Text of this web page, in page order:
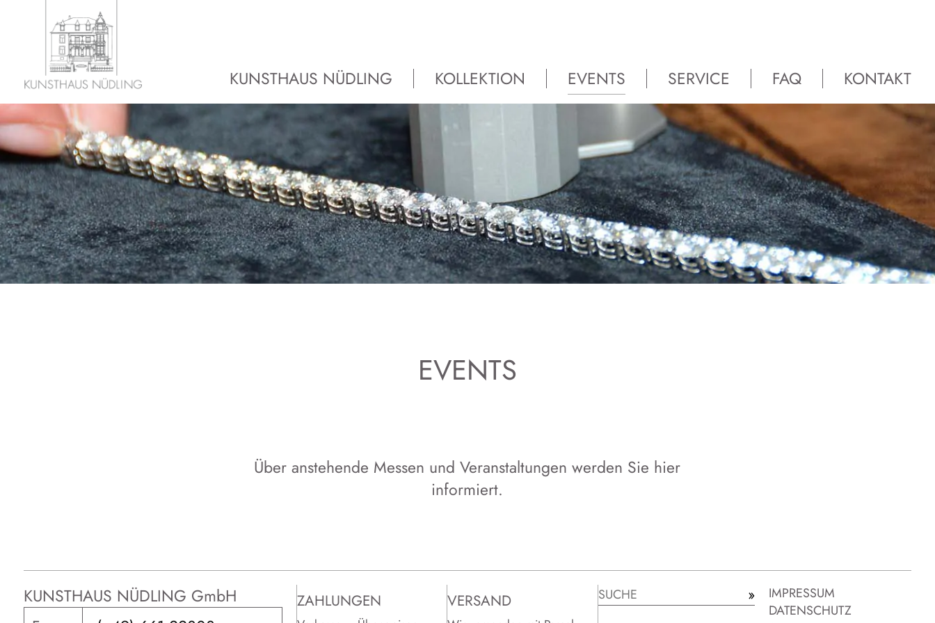
KUNSTHAUS NÜDLING KOLLEKTION EVENTS SERVICE FAQ KONTAKT
EVENTS
Über anstehende Messen und Veranstaltungen werden Sie hier
informiert.
KUNSTHAUS NÜDLING GmbH
ZAHLUNGEN VERSAND Suchen »
IMPRESSUM
DATENSCHUTZ